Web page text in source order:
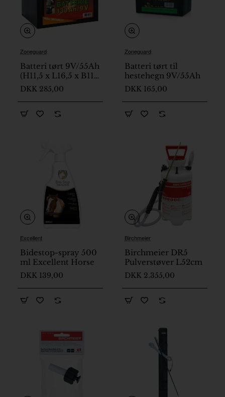
Zoneguard
Batteri tørt 9V/55Ah
(H11,5 x L16,5 x B11,2
cm) 130 Ah L19cm
DKK 285,00
Zoneguard
Batteri tørt til
hestehegn 9V/55Ah
DKK 165,00
Excellent
Bidestop-spray 500
ml Excellent Horse
DKK 139,00
Birchmeier
Birchmeier DR5
Pulverstøver L52cm
DKK 2.355,00